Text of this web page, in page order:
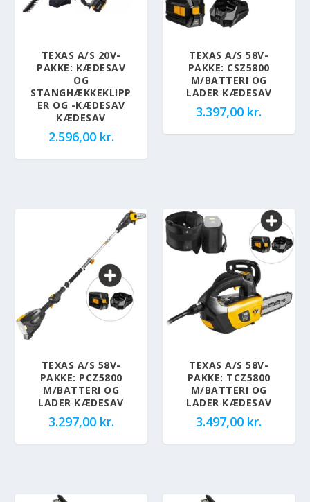
TEXAS A/S 20V-
PAKKE: KÆDESAV
OG
STANGHÆKKEKLIPP
ER OG -KÆDESAV
KÆDESAV
2.596,00 kr.
TEXAS A/S 58V-
PAKKE: CSZ5800
M/BATTERI OG
LADER KÆDESAV
3.397,00 kr.
TEXAS A/S 58V-
PAKKE: PCZ5800
M/BATTERI OG
LADER KÆDESAV
3.297,00 kr.
TEXAS A/S 58V-
PAKKE: TCZ5800
M/BATTERI OG
LADER KÆDESAV
3.497,00 kr.